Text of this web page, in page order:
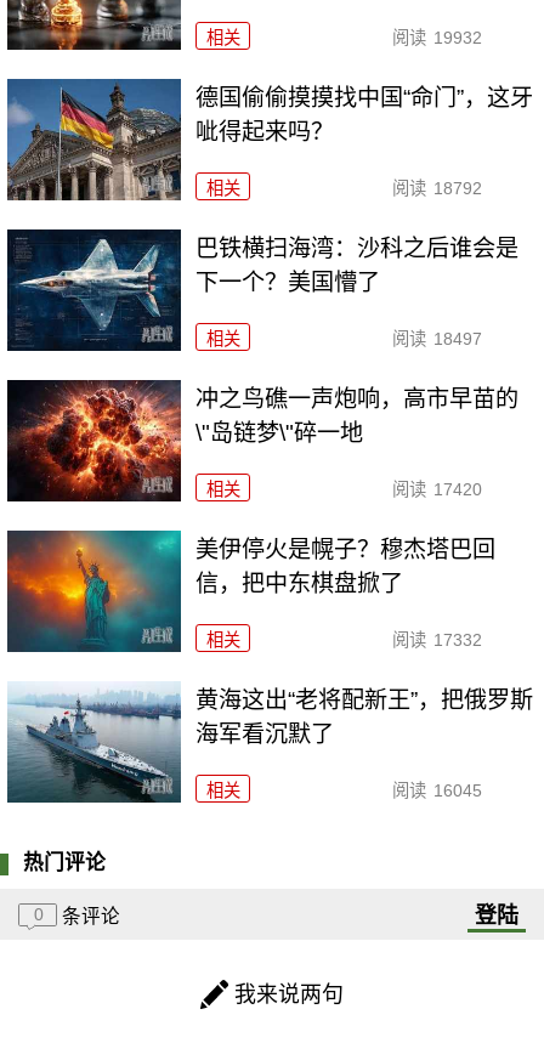
相关 阅读 19932
德国偷偷摸摸找中国“命门”，这牙
呲得起来吗？
相关 阅读 18792
巴铁横扫海湾：沙科之后谁会是
下一个？美国懵了
相关 阅读 18497
冲之鸟礁一声炮响，高市早苗的
\"岛链梦\"碎一地
相关 阅读 17420
美伊停火是幌子？穆杰塔巴回
信，把中东棋盘掀了
相关 阅读 17332
黄海这出“老将配新王”，把俄罗斯
海军看沉默了
相关 阅读 16045
热门评论
0 条评论 登陆
我来说两句